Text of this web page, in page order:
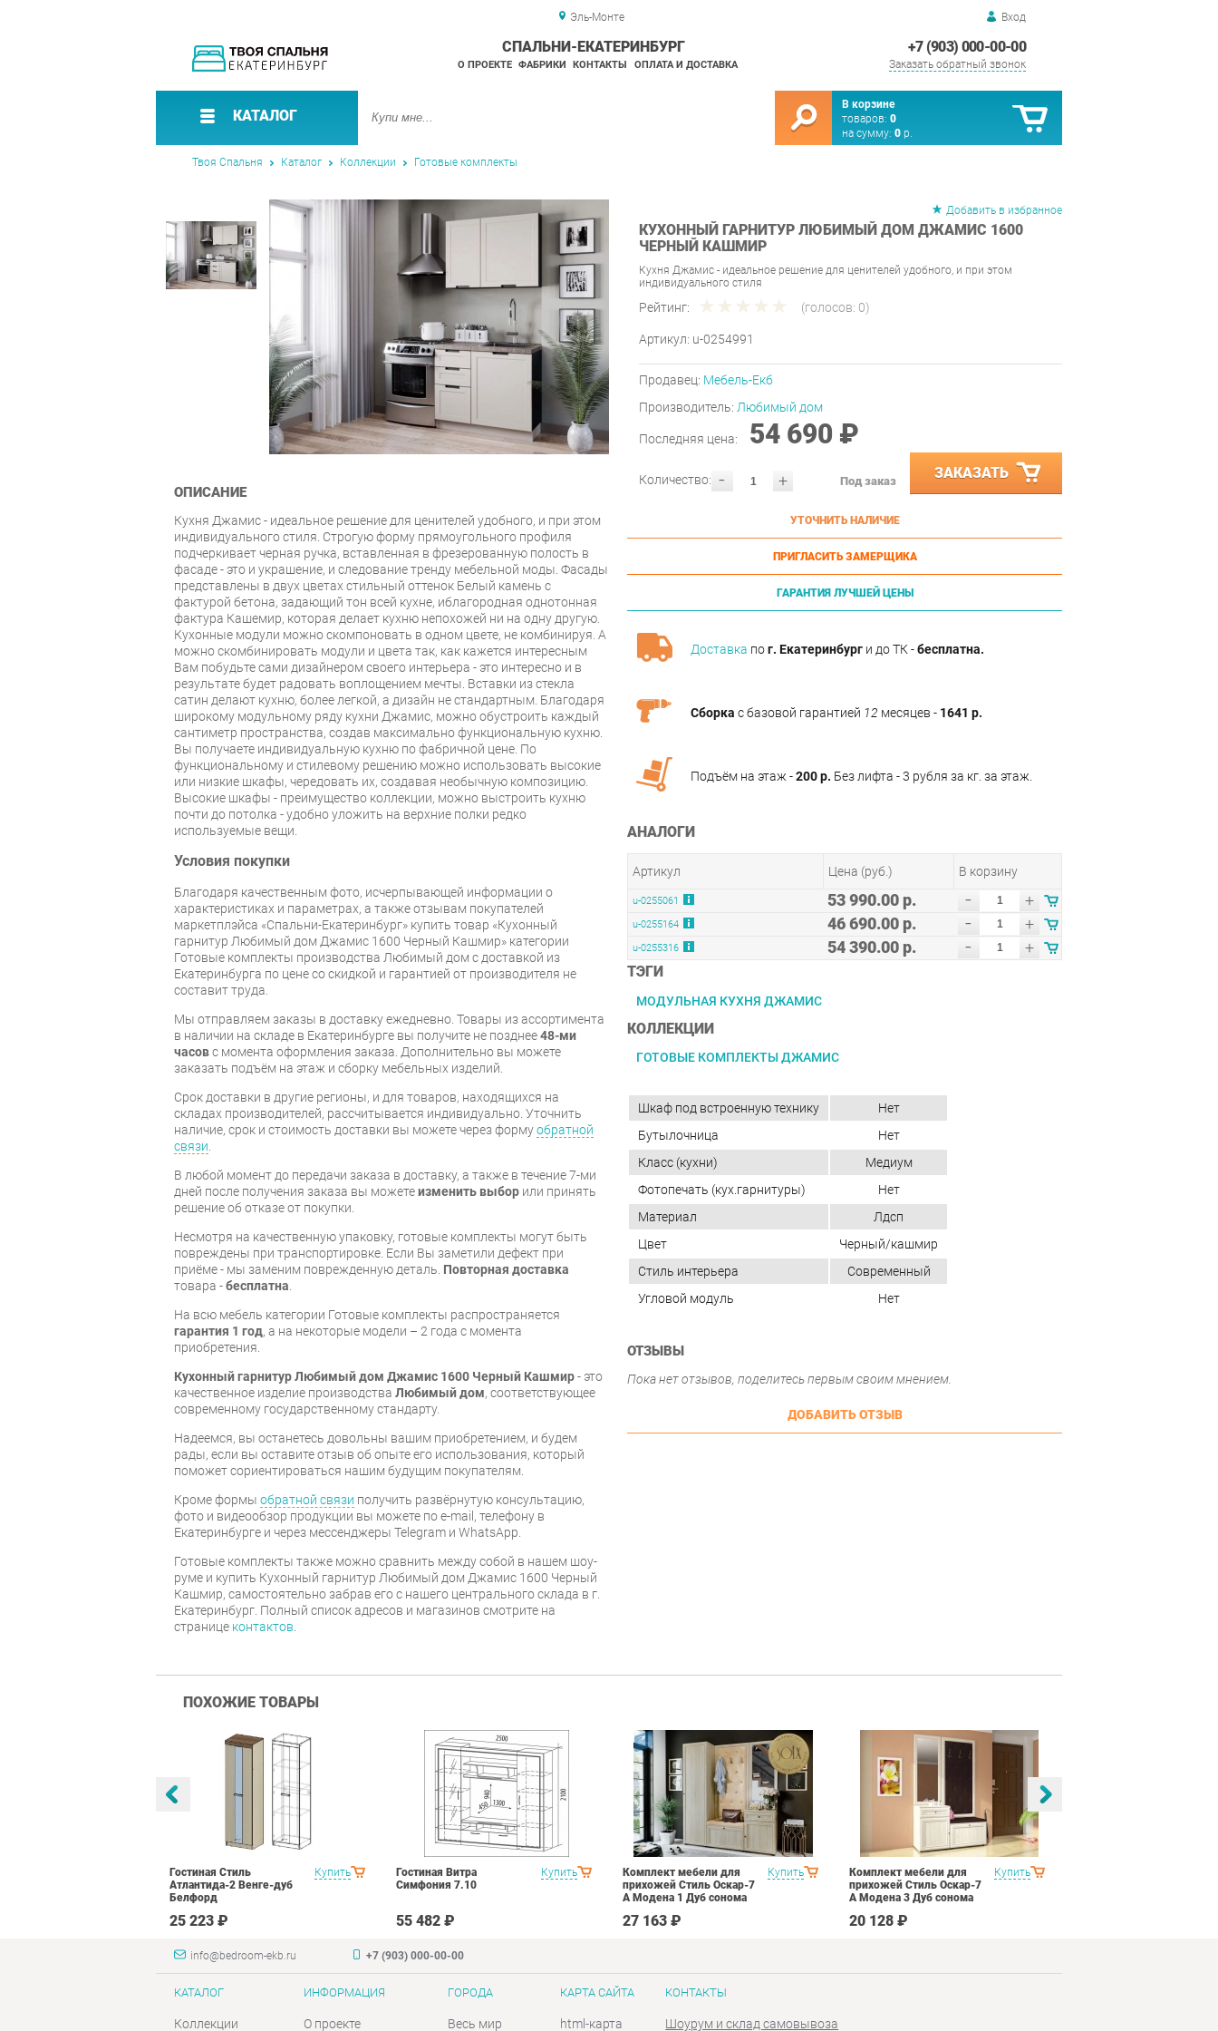
Эль-Монте Вход
+7 (903) 000-00-00
Заказать обратный звонок
СПАЛЬНИ-ЕКАТЕРИНБУРГ
О ПРОЕКТЕ ФАБРИКИ КОНТАКТЫ ОПЛАТА И ДОСТАВКА
КАТАЛОГ
В корзине
товаров: 0
на сумму: 0 р.
Твоя Спальня Каталог Коллекции Готовые комплекты
Добавить в избранное
КУХОННЫЙ ГАРНИТУР ЛЮБИМЫЙ ДОМ ДЖАМИС 1600
ЧЕРНЫЙ КАШМИР
Кухня Джамис - идеальное решение для ценителей удобного, и при этом
индивидуального стиля
Рейтинг: (голосов: 0)
Артикул: u-0254991
Продавец: Мебель-Екб
Производитель: Любимый дом
Последняя цена: 54 690 ₽
- +
Количество: Под заказ ЗАКАЗАТЬ
УТОЧНИТЬ НАЛИЧИЕ
ПРИГЛАСИТЬ ЗАМЕРЩИКА
ГАРАНТИЯ ЛУЧШЕЙ ЦЕНЫ
Доставка пог. Екатеринбург и до ТК -бесплатна.
Сборка с базовой гарантией 12 месяцев - 1641 р.
Подъём на этаж -200 р. Без лифта - 3 рубля за кг. за этаж.
АНАЛОГИ
Артикул Цена (руб.) В корзину
u-0255061 53 990.00 р. - +
u-0255164 46 690.00 р. - +
u-0255316 54 390.00 р. - +
ТЭГИ
МОДУЛЬНАЯ КУХНЯ ДЖАМИС
КОЛЛЕКЦИИ
ГОТОВЫЕ КОМПЛЕКТЫ ДЖАМИС
ОПИСАНИЕ
Кухня Джамис - идеальное решение для ценителей удобного, и при этом
индивидуального стиля. Строгую форму прямоугольного профиля
подчеркивает черная ручка, вставленная в фрезерованную полость в
фасаде - это и украшение, и следование тренду мебельной моды. Фасады
представлены в двух цветах стильный оттенок Белый камень с
фактурой бетона, задающий тон всей кухне, иблагородная однотонная
фактура Кашемир, которая делает кухню непохожей ни на одну другую.
Кухонные модули можно скомпоновать в одном цвете, не комбинируя. А
можно скомбинировать модули и цвета так, как кажется интересным
Вам побудьте сами дизайнером своего интерьера - это интересно и в
результате будет радовать воплощением мечты. Вставки из стекла
сатин делают кухню, более легкой, а дизайн не стандартным. Благодаря
широкому модульному ряду кухни Джамис, можно обустроить каждый
сантиметр пространства, создав максимально функциональную кухню.
Вы получаете индивидуальную кухню по фабричной цене. По
функциональному и стилевому решению можно использовать высокие
или низкие шкафы, чередовать их, создавая необычную композицию.
Высокие шкафы - преимущество коллекции, можно выстроить кухню
почти до потолка - удобно уложить на верхние полки редко
используемые вещи.
Условия покупки
Благодаря качественным фото, исчерпывающей информации о
характеристиках и параметрах, а также отзывам покупателей
маркетплэйса «Спальни-Екатеринбург» купить товар «Кухонный
гарнитур Любимый дом Джамис 1600 Черный Кашмир» категории
Готовые комплекты производства Любимый дом с доставкой из
Екатеринбурга по цене со скидкой и гарантией от производителя не
составит труда.
Мы отправляем заказы в доставку ежедневно. Товары из ассортимента
в наличии на складе в Екатеринбурге вы получите не позднее48-ми
часовс момента оформления заказа. Дополнительно вы можете
заказать подъём на этаж и сборку мебельных изделий.
Срок доставки в другие регионы, и для товаров, находящихся на
складах производителей, рассчитывается индивидуально. Уточнить
наличие, срок и стоимость доставки вы можете через формуобратной
связи.
В любой момент до передачи заказа в доставку, а также в течение 7-ми
дней после получения заказа вы можетеизменить выбор или принять
решение об отказе от покупки.
Несмотря на качественную упаковку, готовые комплекты могут быть
повреждены при транспортировке. Если Вы заметили дефект при
приёме - мы заменим поврежденную деталь. Повторная доставка
товара -бесплатна.
На всю мебель категории Готовые комплекты распространяется
гарантия 1 год, а на некоторые модели – 2 года с момента
приобретения.
Кухонный гарнитур Любимый дом Джамис 1600 Черный Кашмир- это
качественное изделие производства Любимый дом, соответствующее
современному государственному стандарту.
Надеемся, вы останетесь довольны вашим приобретением, и будем
рады, если вы оставите отзыв об опыте его использования, который
поможет сориентироваться нашим будущим покупателям.
Кроме формы обратной связи получить развёрнутую консультацию,
фото и видеообзор продукции вы можете по e-mail, телефону в
Екатеринбурге и через мессенджеры Telegram и WhatsApp.
Готовые комплекты также можно сравнить между собой в нашем шоу-
руме и купить Кухонный гарнитур Любимый дом Джамис 1600 Черный
Кашмир, самостоятельно забрав его с нашего центрального склада в г.
Екатеринбург. Полный список адресов и магазинов смотрите на
странице контактов.
Шкаф под встроенную технику
Нет
Бутылочница
Нет
Класс (кухни)
Медиум
Фотопечать (кух.гарнитуры)
Нет
Материал
Лдсп
Цвет
Черный/кашмир
Стиль интерьера
Современный
Угловой модуль
Нет
ОТЗЫВЫ
Пока нет отзывов, поделитесь первым своим мнением.
ДОБАВИТЬ ОТЗЫВ
ПОХОЖИЕ ТОВАРЫ
Купить
Гостиная Стиль
Атлантида-2 Венге-дуб
Белфорд
25 223 ₽
Купить
Гостиная Витра
Симфония 7.10
55 482 ₽
Купить
Комплект мебели для
прихожей Стиль Оскар-7
А Модена 1 Дуб сонома
27 163 ₽
Купить
Комплект мебели для
прихожей Стиль Оскар-7
А Модена 3 Дуб сонома
20 128 ₽
info@bedroom-ekb.ru +7 (903) 000-00-00
КАТАЛОГ
Коллекции
ИНФОРМАЦИЯ
О проекте
ГОРОДА
Весь мир
КАРТА САЙТА
html-карта
КОНТАКТЫ
Шоурум и склад самовывоза